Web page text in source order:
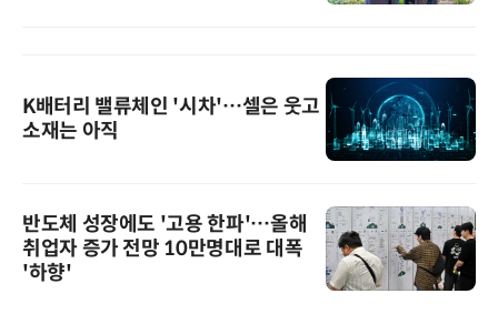
K배터리 밸류체인 '시차'…셀은 웃고
소재는 아직
반도체 성장에도 '고용 한파'…올해
취업자 증가 전망 10만명대로 대폭
'하향'